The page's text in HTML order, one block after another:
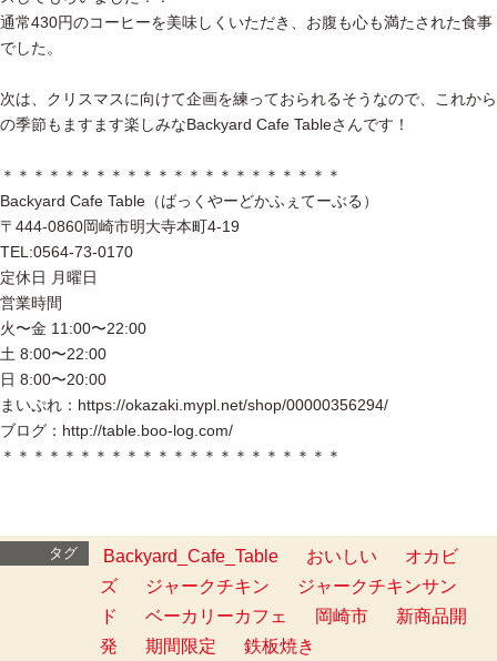
通常430円のコーヒーを美味しくいただき、お腹も心も満たされた食事
でした。
次は、クリスマスに向けて企画を練っておられるそうなので、これから
の季節もますます楽しみなBackyard Cafe Tableさんです！
＊＊＊＊＊＊＊＊＊＊＊＊＊＊＊＊＊＊＊＊＊＊
Backyard Cafe Table（ばっくやーどかふぇてーぶる）
〒444-0860岡崎市明大寺本町4-19
TEL:0564-73-0170
定休日 月曜日
営業時間
火〜金 11:00〜22:00
土 8:00〜22:00
日 8:00〜20:00
まいぷれ：https://okazaki.mypl.net/shop/00000356294/
ブログ：http://table.boo-log.com/
＊＊＊＊＊＊＊＊＊＊＊＊＊＊＊＊＊＊＊＊＊＊
タグ Backyard_Cafe_Table おいしい
オカビ
ズ
ジャークチキン
ジャークチキンサン
ド
ベーカリーカフェ 岡崎市
新商品開
発
期間限定 鉄板焼き